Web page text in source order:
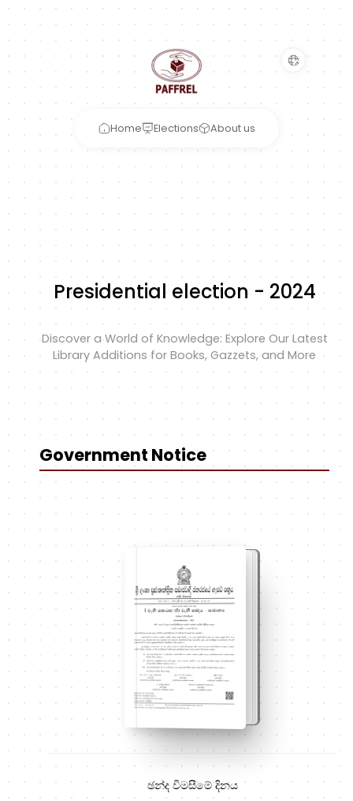
Home Elections About us
Presidential election - 2024
Discover a World of Knowledge: Explore Our Latest
Library Additions for Books, Gazzets, and More
Government Notice
ඡන්ද විමසීමේ දිනය